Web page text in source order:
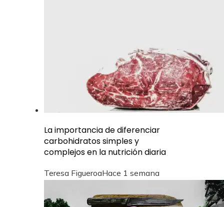
La importancia de diferenciar
carbohidratos simples y
complejos en la nutrición diaria
Teresa FigueroaHace 1 semana